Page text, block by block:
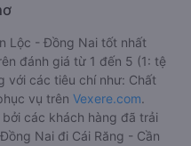
Lộc - Đồng Nai tốt nhất
đánh giá từ 1 đến 5 (1: tệ
với các tiêu chí như: Chất
vụ trên Vexere.com.
các khách hàng đã trải
Nai đi Cái Răng - Cần